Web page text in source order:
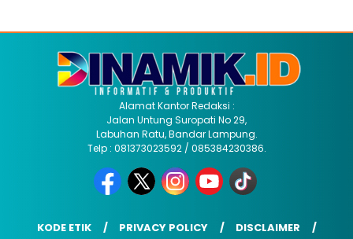
Alamat Kantor Redaksi :
Jalan Untung Suropati No 29,
Labuhan Ratu, Bandar Lampung.
Telp : 081373023592 / 085384230386.
KODE ETIK PRIVACY POLICY DISCLAIMER